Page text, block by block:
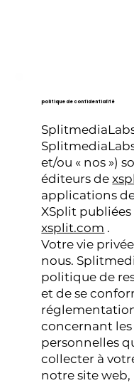
politique de confidentialité
SplitmediaLabs
et/ou « nos »)
éditeurs de
applications
XSplit
xsplit.com .
Votre vie
nous.
politique de
et de se
concernant
personnelles
collecter à
notre site web,